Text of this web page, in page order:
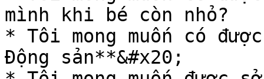
mình khi bé còn nhỏ?
* Tôi mong muốn có
Động sản**&#x20;